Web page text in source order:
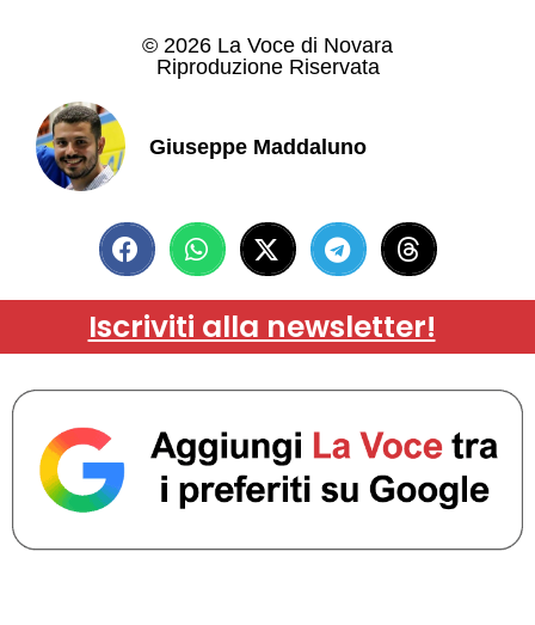
© 2026 La Voce di Novara
Riproduzione Riservata
Giuseppe Maddaluno
Iscriviti alla newsletter!